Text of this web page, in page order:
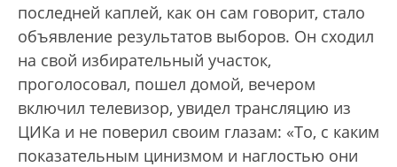
последней каплей, как он сам говорит, стало
объявление результатов выборов. Он сходил
на свой избирательный участок,
проголосовал, пошел домой, вечером
включил телевизор, увидел трансляцию из
ЦИКа и не поверил своим глазам: «То, с каким
показательным цинизмом и наглостью они